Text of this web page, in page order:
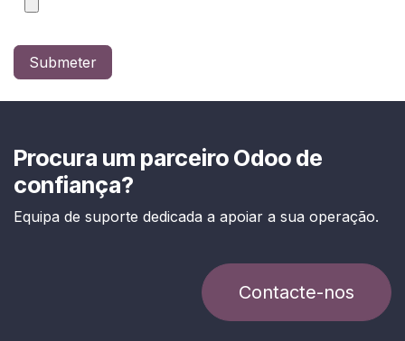
Submeter
Procura um parceiro Odoo de
confiança?
Equipa de suporte dedicada a apoiar a sua operação.
Contacte-nos